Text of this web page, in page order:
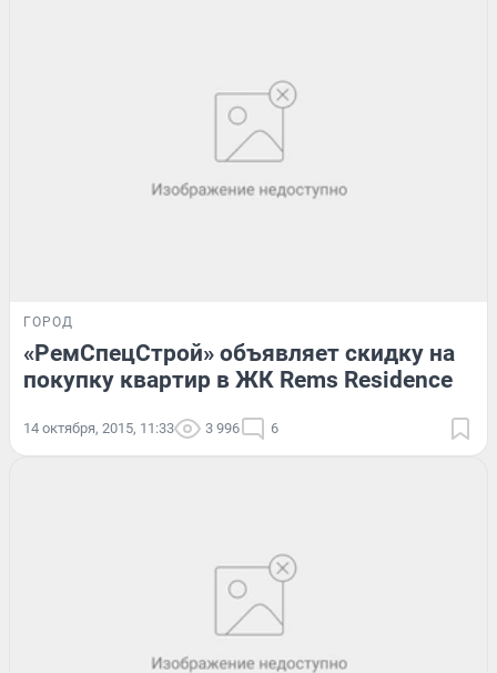
ГОРОД
«РемСпецСтрой» объявляет скидку на
покупку квартир в ЖК Rems Residence
14 октября, 2015, 11:33 3 996 6